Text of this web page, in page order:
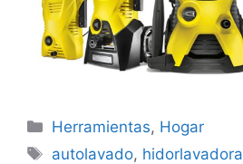
Categorías
Herramientas, Hogar
Etiquetas
autolavado, hidorlavadora